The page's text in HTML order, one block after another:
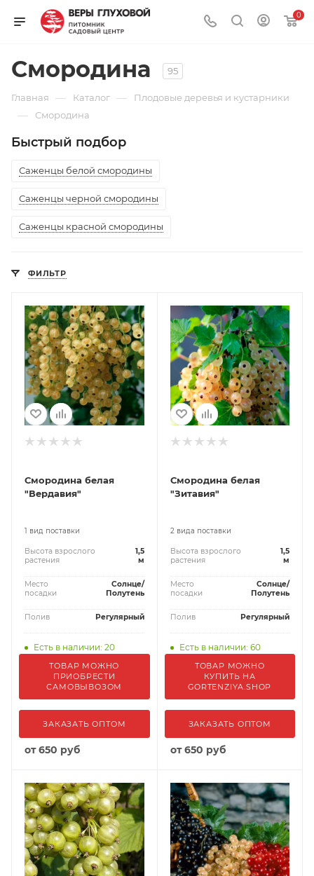
0
Смородина 95
Главная — Каталог — Плодовые деревья и кустарники
— Смородина
Быстрый подбор
Саженцы белой смородины
Саженцы черной смородины
Саженцы красной смородины
ФИЛЬТР
Смородина белая
"Вердавия"
1 вид поставки
Высота взрослого
растения
1,5
м
Место
посадки
Солнце/
Полутень
Полив Регулярный
Есть в наличии: 20
ТОВАР МОЖНО
ПРИОБРЕСТИ
САМОВЫВОЗОМ
ЗАКАЗАТЬ ОПТОМ
от650 руб
Смородина белая
"Зитавия"
2 вида поставки
Высота взрослого
растения
1,5
м
Место
посадки
Солнце/
Полутень
Полив Регулярный
Есть в наличии: 60
ТОВАР МОЖНО
КУПИТЬ НА
GORTENZIYA.SHOP
ЗАКАЗАТЬ ОПТОМ
от650 руб